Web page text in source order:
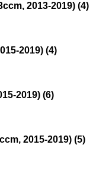
2013-2019) (4)
2019) (4)
2019) (6)
2015-2019) (5)